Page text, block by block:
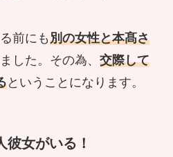
前にも別の女性と本髙さ
した。その為、 交際して
ということになります。
女がいる！